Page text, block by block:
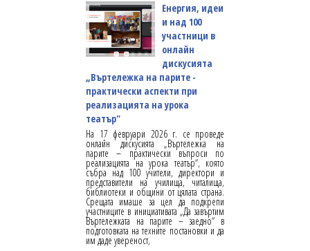
Енергия, идеи
и над 100
участници в
онлайн
дискусията
„Въртележка на парите -
практически аспекти при
реализацията на урока
театър"
На 17 февруари 2026 г. се проведе
онлайн дискусията „Въртележка на
парите – практически въпроси по
реализацията на урока театър“, която
събра над 100 учители, директори и
представители на училища, читалища,
библиотеки и общини от цялата страна.
Срещата имаше за цел да подкрепи
участниците в инициативата „Да завъртим
Въртележката на парите – заедно“ в
подготовката на техните постановки и да
им даде увереност,